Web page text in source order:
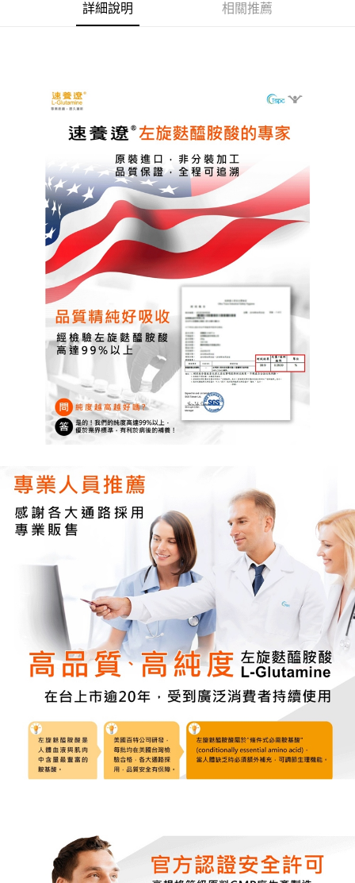
AFTEE先享後付
２．便利：只要手機號碼，簡訊認證，即可結帳。
１．於結帳方式選擇「AFTEE先享後付」後，將跳轉至「AFTEE先享後付」
結帳頁面，進行簡訊認證並確認金額後，即可完成結帳。
２．訂單成立數日內，您將收到繳費通知簡訊。
３．收到繳費通知簡訊後14天內，點擊此簡訊中的連結，可透過四大超商／
ATM／網路銀行／等多元方式進行付款，方視為交易完成。
※ 請注意：結帳手續完成當下不需立刻繳費，但若您需要取消訂單，請聯絡
購買商品的店家。未經商家同意取消之訂單仍視為有效，需透過AFTEE先享
後付繳納相關費用。
※ 交易是否成功請以「AFTEE先享後付 」之結帳頁面顯示為準，若有關於
是否繳費成功／繳費後需取消欲退款等相關疑問，請聯繫「AFTEE先享後付
客戶支援中心」
https://netprotections.freshdesk.com/support/home
【注意事項】
１．透過由恩沛科技股份有限公司提供之「AFTEE先享後付」服務完成之交
易，需依本服務之必要範圍內提供個人資料，並將交易相關給付款項請求債
權轉讓予恩沛科技股份有限公司。
２．關於個人資料處理事宜，請瀏覽以下網址：
https://aftee.tw/terms/#terms3
３．未成年的使用者請事先徵得法定代理人或監護人之同意方可使用
「AFTEE先享後付」，若未經同意申辦者引起之損失，本公司不負相關責
時審查核予不同之上限額度；若仍有額度不足之情形，本公司將視審查結果
請求用戶進行身份認證。
５．嚴禁一人註冊多個帳號或使用他人資訊註冊。若發現惡意使用之情形，
恩沛科技股份有限公司將有權停止該用戶之使用額度並採取法律行動。
運送方式
每筆NT$70，滿NT$600(含以上)免運費
7-11取貨付款
每筆NT$70，滿NT$600(含以上)免運費
每筆NT$80，滿NT$600(含以上)免運費
郵局（離島配送）
每筆NT$125
付款後門市自取
詳細說明 相關推薦